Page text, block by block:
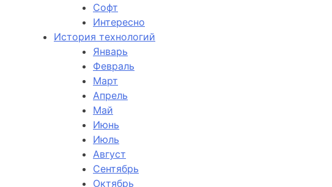
Софт
Интересно
История технологий
Январь
Февраль
Март
Апрель
Май
Июнь
Июль
Август
Сентябрь
Октябрь